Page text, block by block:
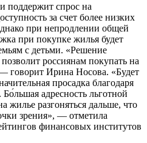
поддержит спрос на
за счет более низких
при непродлении общей
при покупке жилья будет
с детьми. «Решение
россиянам покупать на
говорит Ирина Носова. «Будет
просадка благодаря
адресность льготной
жилье разгоняться дальше, что
зрения», — отметила
финансовых институтов